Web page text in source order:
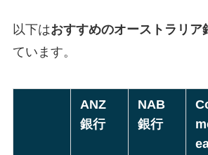
以下はおすすめのオーストラリア
ています。
ANZ
銀行
NAB
銀行